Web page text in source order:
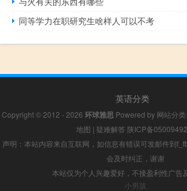
同等学力在职研究生啥样人可以不考
英语分类
Copyright © 2012 - 2026 环球雅思 Powered by 网站分
地图 | 疑难解答 陕ICP备
声明：本站内容来自互联网，如信息有错误可发邮件到
会及时纠正，谢谢
本站仅为个人兴趣爱好，不接盈利性广告
小男孩